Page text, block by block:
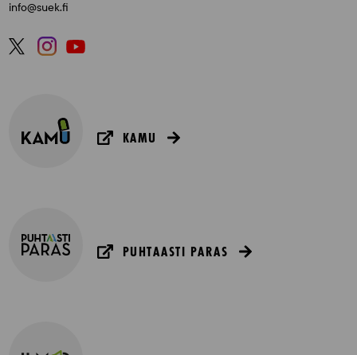
info@suek.fi
KAMU
PUHTAASTI PARAS